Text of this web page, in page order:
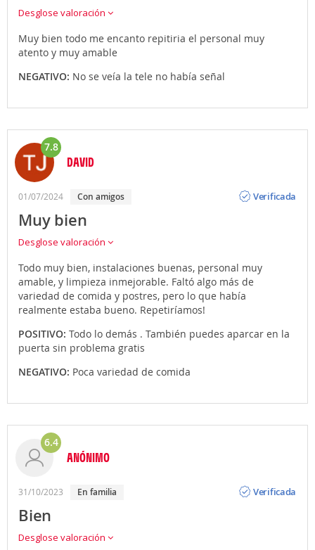
Desglose valoración
Muy bien todo me encanto repitiria el personal muy
atento y muy amable
NEGATIVO: No se veía la tele no había señal
7.8
DAVID
01/07/2024 con amigos
Verificada
Muy bien
Desglose valoración
Todo muy bien, instalaciones buenas, personal muy
amable, y limpieza inmejorable. Faltó algo más de
variedad de comida y postres, pero lo que había
realmente estaba bueno. Repetiríamos!
POSITIVO: Todo lo demás . También puedes aparcar en la
puerta sin problema gratis
NEGATIVO: Poca variedad de comida
6.4
ANÓNIMO
31/10/2023 en familia
Verificada
Bien
Desglose valoración